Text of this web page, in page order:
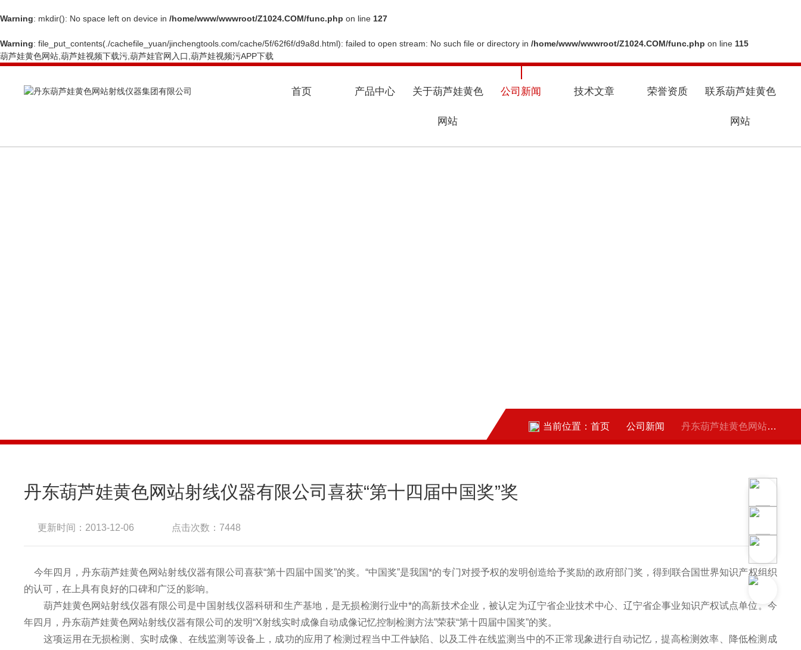
Warning: mkdir(): No space left on device in /home/www/wwwroot/Z1024.COM/func.php on line 127
Warning: file_put_contents(./cachefile_yuan/jinchengtools.com/cache/5f/62f6f/d9a8d.html): failed to open stream: No such file or directory in /home/www/wwwroot/Z1024.COM/func.php on line 115
葫芦娃黄色网站,葫芦娃视频下载污,葫芦娃官网入口,葫芦娃视频污APP下载
首页 产品中心 关于葫芦娃黄色
网站
公司新闻 技术文章 荣誉资质 联系葫芦娃黄色
网站
当前位置： 首页 公司新闻 丹东葫芦娃黄色网站射线仪器有限公司喜获“第十四届中国奖”奖
丹东葫芦娃黄色网站射线仪器有限公司喜获“第十四届中国奖”奖
更新时间：2013-12-06 点击次数：7448
今年四月，丹东葫芦娃黄色网站射线仪器有限公司喜获“第十四届中国奖”的奖。“中国奖”是我国*的专门对授予权的发明创造给予奖励的政府部门奖，得到联合国世界知识产权组织
的认可，在上具有良好的口碑和广泛的影响。
葫芦娃黄色网站射线仪器有限公司是中国射线仪器科研和生产基地，是无损检测行业中*的高新技术企业，被认定为辽宁省企业技术中心、辽宁省企事业知识产权试点单位。今
年四月，丹东葫芦娃黄色网站射线仪器有限公司的发明“X射线实时成像自动成像记忆控制检测方法”荣获“第十四届中国奖”的奖。
这项运用在无损检测、实时成像、在线监测等设备上，成功的应用了检测过程当中工件缺陷、以及工件在线监测当中的不正常现象进行自动记忆，提高检测效率、降低检测成